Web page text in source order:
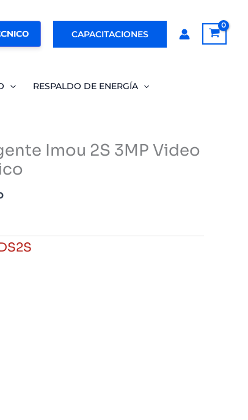
CAPACITACIONES
RESPALDO DE ENERGÍA
Imou 2S 3MP Video